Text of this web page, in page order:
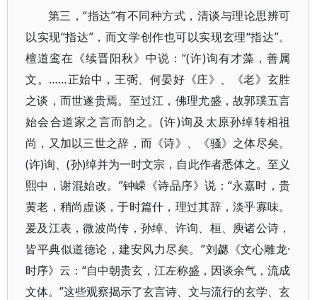
第三，“指达”有不同种方式，清谈与理论思辨可
以实现“指达”，而文学创作也可以实现玄理“指达”。
檀道鸾在《续晋阳秋》中说：“(许)询有才藻，善属
文。……正始中，王弼、何晏好《庄》、《老》玄胜
之谈，而世遂贵焉。至过江，佛理尤盛，故郭璞五言
始会合道家之言而韵之。(许)询及太原孙绰转相祖
尚，又加以三世之辞，而《诗》、《骚》之体尽矣。
(许)询、(孙)绰并为一时文宗，自此作者悉体之。至义
熙中，谢混始改。”钟嵘《诗品序》说：“永嘉时，贵
黄老，稍尚虚谈，于时篇什，理过其辞，淡乎寡味。
爰及江表，微波尚传，孙绰、许询、桓、庾诸公诗，
皆平典似道德论，建安风力尽矣。”刘勰《文心雕龙·
时序》云：“自中朝贵玄，江左称盛，因谈余气，流成
文体。”这些观察揭示了玄言诗、文与流行的玄学、玄